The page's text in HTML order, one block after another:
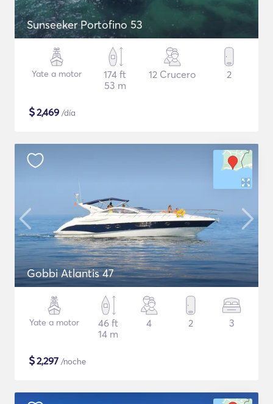
Sunseeker Portofino 53
Yate a motor
174 ft
53 m
12 Crucero 2
$2,469 /día
Gobbi Atlantis 47
Yate a motor
46 ft
14 m
4 2 3
$2,297 /noche